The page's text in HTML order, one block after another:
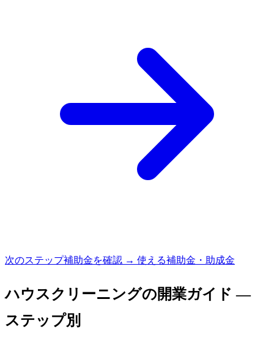
次のステップ補助金を確認 → 使える補助金・助成金
ハウスクリーニングの開業ガイド —
ステップ別